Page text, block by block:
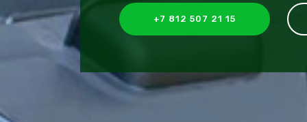
+7 812 507 21 15